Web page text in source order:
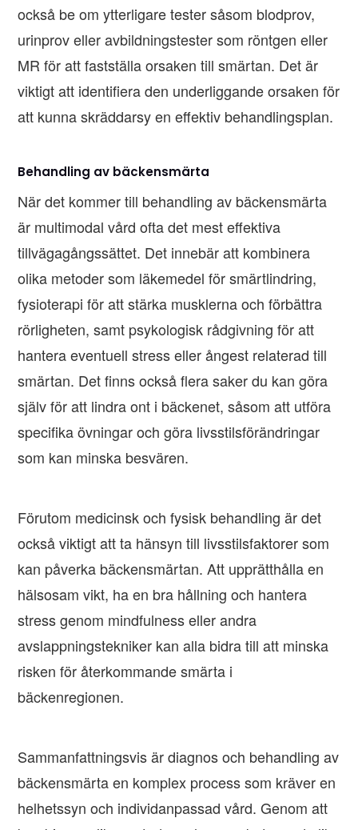
också be om ytterligare tester såsom blodprov,
urinprov eller avbildningstester som röntgen eller
MR för att fastställa orsaken till smärtan. Det är
viktigt att identifiera den underliggande orsaken för
att kunna skräddarsy en effektiv behandlingsplan.
Behandling av bäckensmärta
När det kommer till behandling av bäckensmärta
är multimodal vård ofta det mest effektiva
tillvägagångssättet. Det innebär att kombinera
olika metoder som läkemedel för smärtlindring,
fysioterapi för att stärka musklerna och förbättra
rörligheten, samt psykologisk rådgivning för att
hantera eventuell stress eller ångest relaterad till
smärtan. Det finns också flera saker du kan göra
själv för att lindra ont i bäckenet, såsom att utföra
specifika övningar och göra livsstilsförändringar
som kan minska besvären.
Förutom medicinsk och fysisk behandling är det
också viktigt att ta hänsyn till livsstilsfaktorer som
kan påverka bäckensmärtan. Att upprätthålla en
hälsosam vikt, ha en bra hållning och hantera
stress genom mindfulness eller andra
avslappningstekniker kan alla bidra till att minska
risken för återkommande smärta i
bäckenregionen.
Sammanfattningsvis är diagnos och behandling av
bäckensmärta en komplex process som kräver en
helhetssyn och individanpassad vård. Genom att